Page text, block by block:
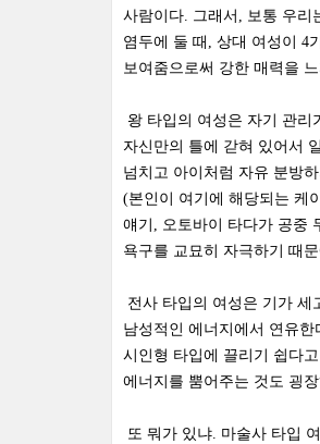
사람이다. 그래서, 보통 우리
염두에 둘 때, 상대 여성이 4
보여줌으로써 강한 매력을
왕 타입의 여성은 자기 관리
자신만의 틀에 갇혀 있어서
넘치고 아이처럼 자유 분방
(본인이 여기에 해당되는 케
얘기, 오토바이 타다가 공중
욕구를 교묘히 자극하기 때
전사 타입의 여성은 기가 세
남성적인 에너지에서 연유
시인형 타입에 끌리기 쉽다
에너지를 뿜어주는 것도 굉
또 뭐가 있냐. 마술사 타입